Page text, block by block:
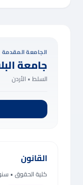
الجامعة المقدمة
جامعة
السلط • الأردن
القانون
كلية الحقوق•